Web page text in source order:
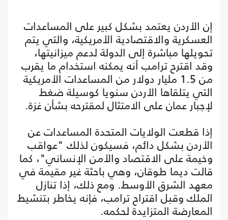
إن الأردن يعتمد بشكل كبير على المساعدات
العسكرية والاقتصادية الأمريكية، والتي يتم
تحويلها مباشرة إلى الدولة لدعم ميزانيتها،
وقد اقترح ترامب أنه يمكنه استخدام ما يقرب
من 1.5 مليار دولار من المساعدات الأمريكية
التي يتلقاها الأردن سنويا كوسيلة ضغط
لإجبار عمان على الامتثال لمقترحه بشأن غزة.
إذا قطعت الولايات المتحدة المساعدات عن
الأردن بشكل دائم، فسيكون لذلك "عواقب
وخيمة على الاقتصاد والأمن الإنساني"، كما
قالت ديما طوقان، وهي باحثة غير مقيمة في
معهد الشرق الأوسط. ومع ذلك، إذا تنازل
الملك وقبل اقتراح ترامب، فإنه يخاطر بتنشيط
المعارضة المتزايدة لحكمه.